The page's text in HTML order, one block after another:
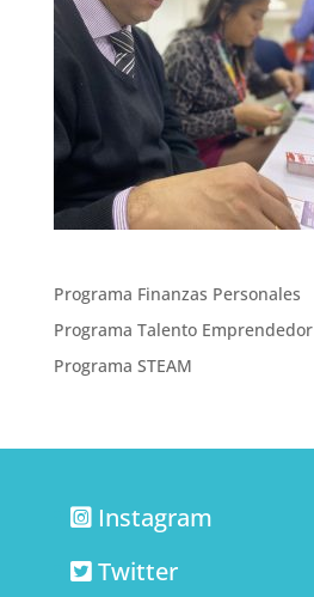
Programa Finanzas Personales
Programa Talento Emprendedor
Programa STEAM
Instagram
Twitter